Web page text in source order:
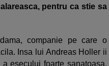
pentru ca stie sa
companie pe care o
Insa lui Andreas Holler ii
esecului foarte sanatoasa.